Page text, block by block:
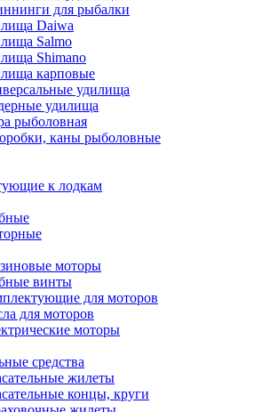
для рыбалки
Daiwa
Salmo
Shimano
карповые
удилища
удилища
рыболовная
каны рыболовные
к лодкам
моторы
винты
для моторов
для моторов
моторы
средства
жилеты
концы, круги